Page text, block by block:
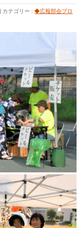
カテゴリー :◆広報部会ブロ